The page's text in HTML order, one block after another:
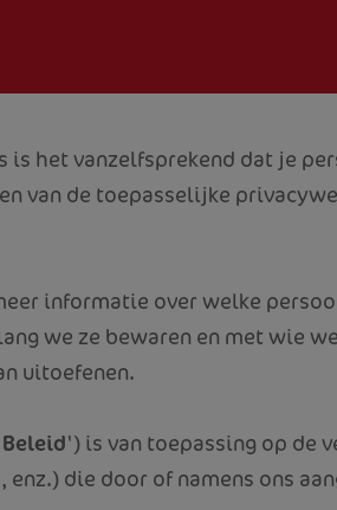
is het vanzelfsprekend dat je
van de toepasselijke
informatie over welke
we ze bewaren en met wie
uitoefenen.
Beleid') is van toepassing op de
enz.) die door of namens ons